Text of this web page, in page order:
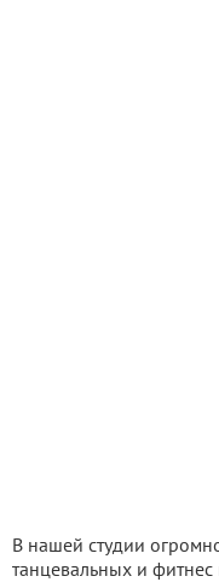
В нашей студии
танцевальных и